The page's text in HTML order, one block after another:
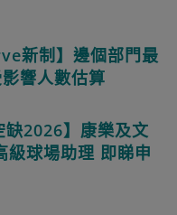
新制】邊個部門最
響人數估算
缺2026】康樂及文
級球場助理 即睇申